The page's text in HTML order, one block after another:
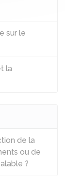
sur le
la
de la
ou de
?